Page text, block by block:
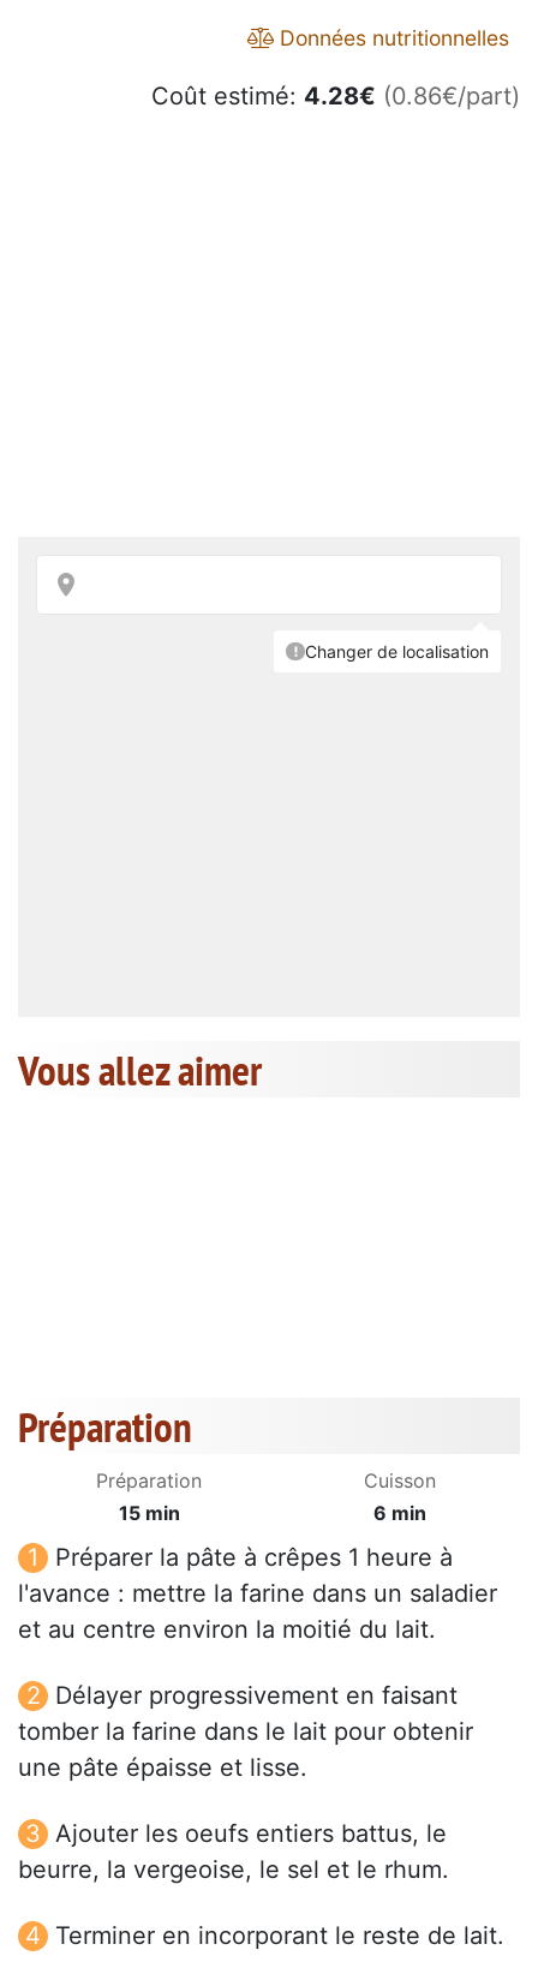
Données nutritionnelles
Coût estimé: 4.28€ (0.86€/part)
Vous allez aimer
Préparation
Préparation
15 min
Cuisson
6 min
Préparer la pâte à crêpes 1 heure à
l'avance : mettre la farine dans un saladier
et au centre environ la moitié du lait.
Délayer progressivement en faisant
tomber la farine dans le lait pour obtenir
une pâte épaisse et lisse.
Ajouter les oeufs entiers battus, le
beurre, la vergeoise, le sel et le rhum.
Terminer en incorporant le reste de lait.